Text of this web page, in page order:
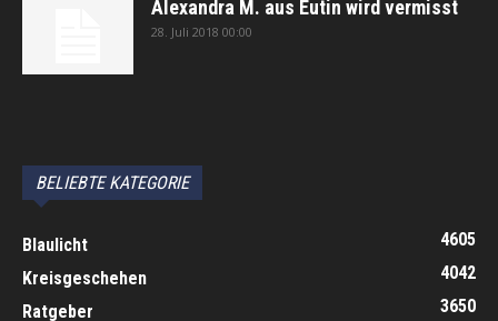
Alexandra M. aus Eutin wird vermisst
28. Juli 2018 00:00
BELIEBTE KATEGORIE
Blaulicht
4605
Kreisgeschehen
4042
Ratgeber
3650